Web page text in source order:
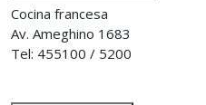
Cocina francesa
Av. Ameghino 1683
Tel: 455100 / 5200